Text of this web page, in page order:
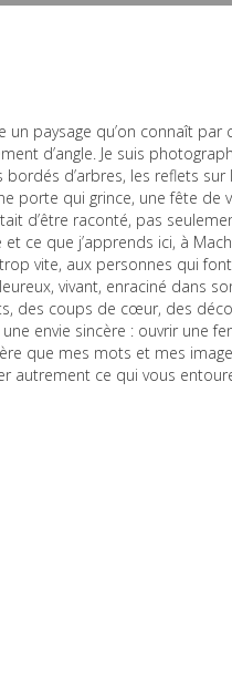
un paysage qu’on connaît
d’angle. Je suis
d’arbres, les reflets sur
porte qui grince, une fête de
d’être raconté, pas
ce que j’apprends ici, à
vite, aux personnes qui
vivant, enraciné dans
des coups de cœur, des
envie sincère : ouvrir une
que mes mots et mes
autrement ce qui vous